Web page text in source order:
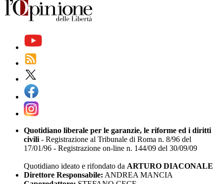
Quotidiano liberale per le garanzie, le riforme ed i diritti
civili - Registrazione al Tribunale di Roma n. 8/96 del
17/01/96 - Registrazione on-line n. 144/09 del 30/09/09
Quotidiano ideato e rifondato da ARTURO DIACONALE
Direttore Responsabile: ANDREA MANCIA